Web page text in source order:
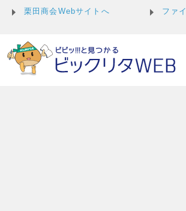
栗田商会Webサイトへ
ファ